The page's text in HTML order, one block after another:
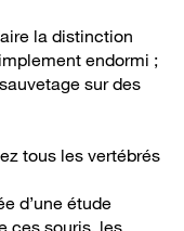
la distinction
endormi ;
sur des
tous les vertébrés
d’une étude
ces souris, les